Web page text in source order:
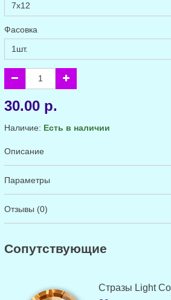
Фасовка
30.00 р.
Наличие: Есть в наличии
Описание
Параметры
Отзывы (0)
Cопутствующие
Стразы Light